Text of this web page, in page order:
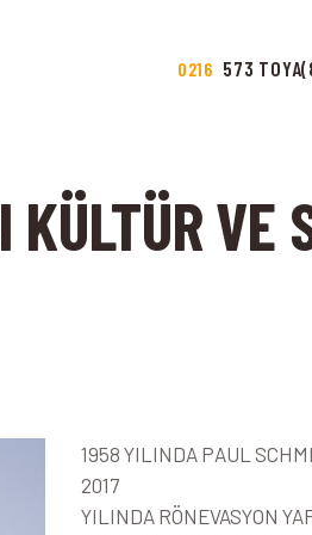
0216 573
VE
1958 YILINDA PAUL
2017
YILINDA RÖNEVASYON